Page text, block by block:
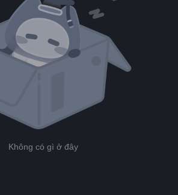
Không có gì ở đây